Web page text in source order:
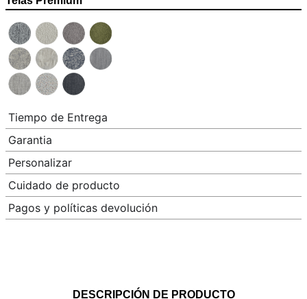
Tiempo de Entrega
Garantia
Personalizar
Cuidado de producto
Pagos y políticas devolución
DESCRIPCIÓN DE PRODUCTO